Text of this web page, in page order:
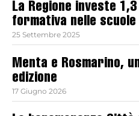
La Regione investe
formativa nelle scuole
25 Settembre 2025
Menta e Rosmarino,
edizione
17 Giugno 2026